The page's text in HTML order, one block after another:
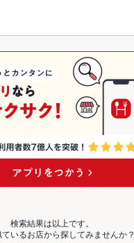
検索結果は以上です。
いるお店から探してみませんか？